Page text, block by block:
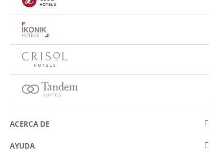
ACERCA DE
Sobre Eurostars Hotel Company
AYUDA